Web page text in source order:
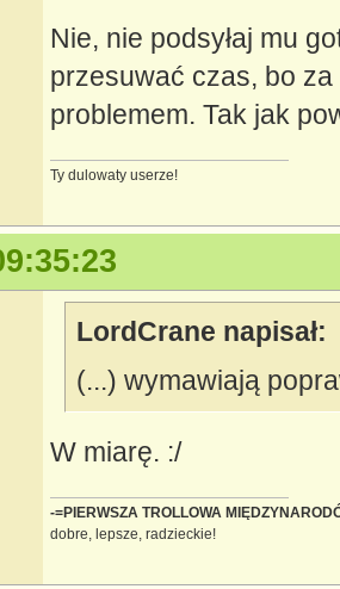
Nie, nie podsyłaj mu
przesuwać czas, bo
problemem. Tak jak
Ty dulowaty userze!
LordCrane napisał:
(...) wymawiają
W miarę. :/
-=PIERWSZA TROLLOWA
dobre, lepsze, radzieckie!